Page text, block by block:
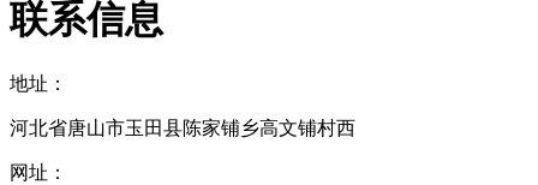
联系信息
地址：
河北省唐山市玉田县陈家铺乡高文铺村西
网址：